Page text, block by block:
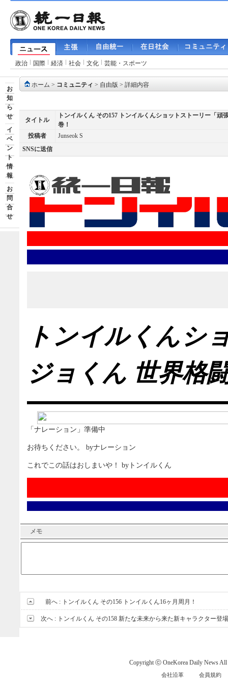
政治 国際 経済 社会 文化 芸能・スポーツ
お
知
ら
せ
イ
ベ
ン
ト
情
報
お
問
合
せ
ホーム > コミュニティ > 自由版 > 詳細内容
タイトル
トンイルくん その157 トンイルくんショットストーリー「頑
巻！
投稿者
Junseok S
SNSに送信
トンイルくんシ
ジョくん 世界格
「ナレーション」準備中
お待ちください。 byナレーション
これでこの話はおしまいや！ byトンイルくん
メモ
前へ : トンイルくん その156 トンイルくん16ヶ月周月！
次へ : トンイルくん その158 新たな未来から来た新キャラクター登
Copyright ⓒ OneKorea Daily News All
会社沿革 会員規約